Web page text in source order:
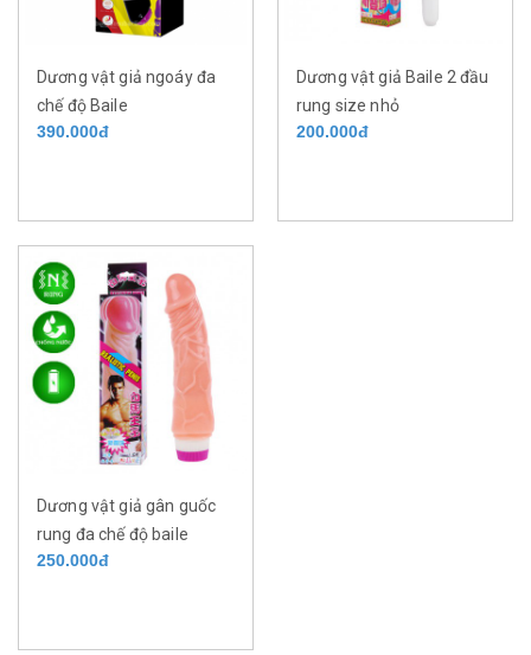
Dương vật giả ngoáy đa
chế độ Baile
390.000đ
Dương vật giả Baile 2 đầu
rung size nhỏ
200.000đ
Dương vật giả gân guốc
rung đa chế độ baile
250.000đ